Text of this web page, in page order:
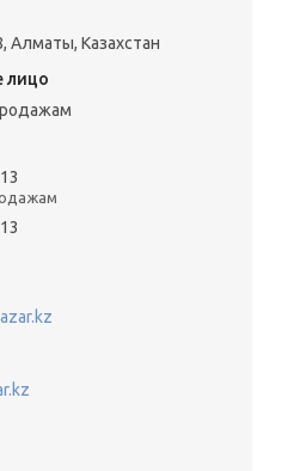
Алматы, Казахстан